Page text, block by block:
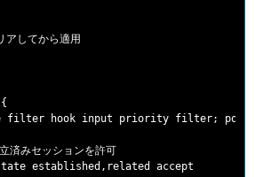
アしてから適用
filter hook input priority filter;
みセッションを許可
established,related accept